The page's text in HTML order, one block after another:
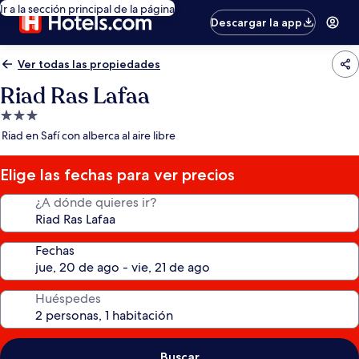
Ir a la sección principal de la página
Descargar la app
Ver todas las propiedades
Riad Ras Lafaa
Propiedad
de
estrellas
Riad en Safí con alberca al aire libre
Elige las fechas para ver precios
¿A dónde quieres ir?
Fechas
Huéspedes